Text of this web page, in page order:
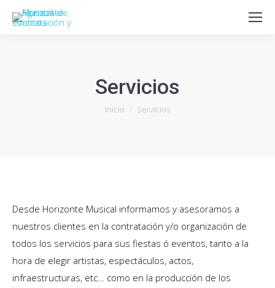
Servicios
Estás aquí:
Inicio Servicios
Desde Horizonte Musical informamos y asesoramos a
nuestros clientes en la contratación y/o organización de
todos los servicios para sus fiestas ó eventos, tanto a la
hora de elegir artistas, espectáculos, actos,
infraestructuras, etc… como en la producción de los